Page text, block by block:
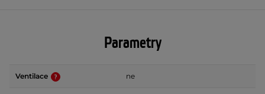
Parametry
Ventilace ne